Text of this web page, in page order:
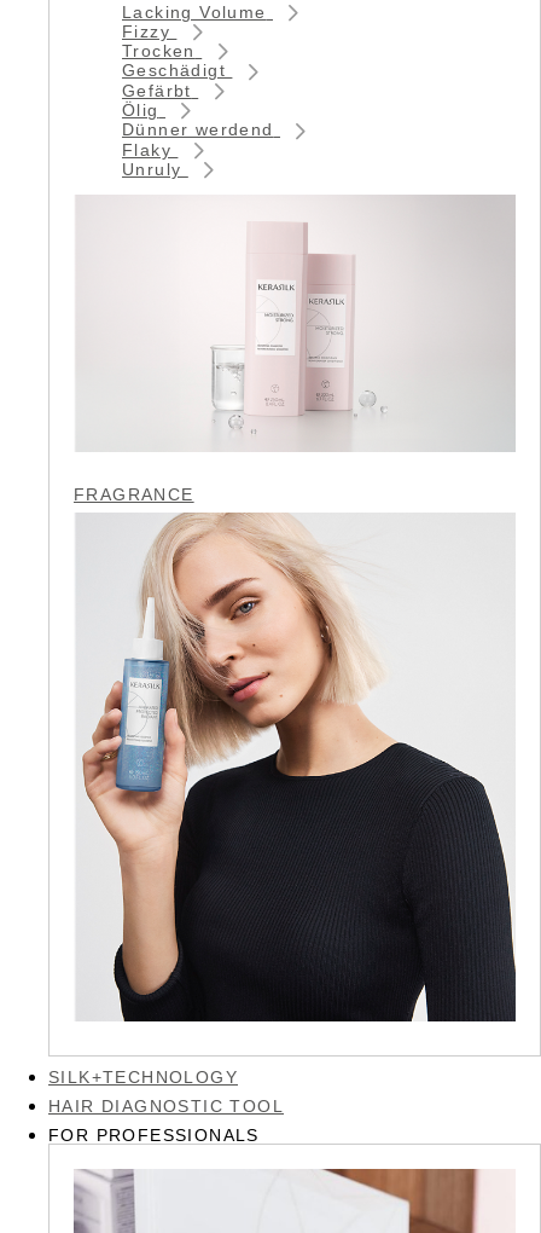
Lacking Volume
Fizzy
Trocken
Geschädigt
Gefärbt
Ölig
Dünner werdend
Flaky
Unruly
FRAGRANCE
SILK+TECHNOLOGY
HAIR DIAGNOSTIC TOOL
FOR PROFESSIONALS